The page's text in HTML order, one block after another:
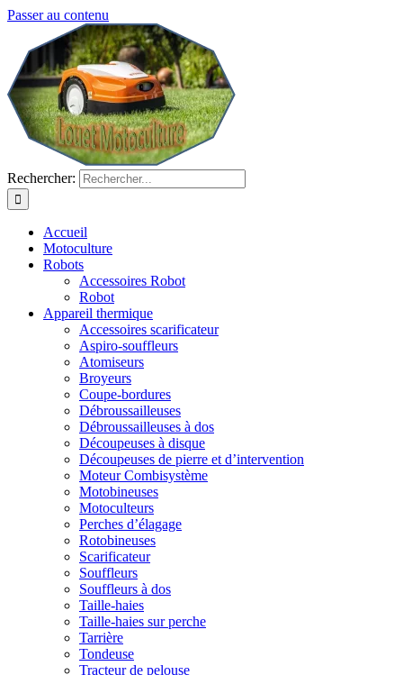
Passer au contenu
Rechercher:
Accueil
Motoculture
Robots
Accessoires Robot
Robot
Appareil thermique
Accessoires scarificateur
Aspiro-souffleurs
Atomiseurs
Broyeurs
Coupe-bordures
Débroussailleuses
Débroussailleuses à dos
Découpeuses à disque
Découpeuses de pierre et d’intervention
Moteur Combisystème
Motobineuses
Motoculteurs
Perches d’élagage
Rotobineuses
Scarificateur
Souffleurs
Souffleurs à dos
Taille-haies
Taille-haies sur perche
Tarrière
Tondeuse
Tracteur de pelouse